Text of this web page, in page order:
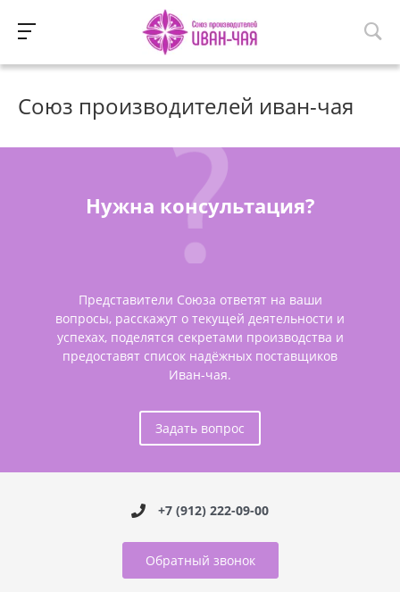
Союз производителей иван-чая
Нужна консультация?
Представители Союза ответят на ваши
вопросы, расскажут о текущей деятельности и
успехах, поделятся секретами производства и
предоставят список надёжных поставщиков
Иван-чая.
Задать вопрос
+7 (912) 222-09-00
Обратный звонок